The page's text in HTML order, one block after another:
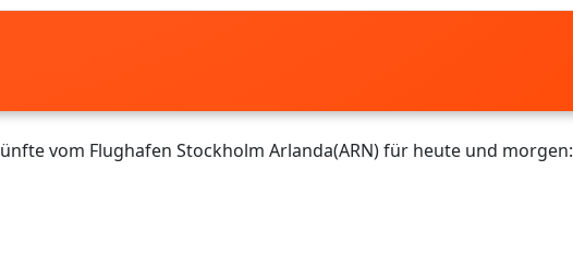
vom Flughafen Stockholm Arlanda(ARN) für heute und morgen: